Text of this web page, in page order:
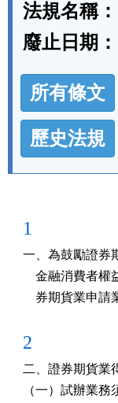
法規名稱：
廢止日期：
法
規
功
能
按
區
所有條文
歷史法規
1
一、為鼓勵證券
金融消費者
券期貨業申
2
二、證券期貨業
（一）試辦業